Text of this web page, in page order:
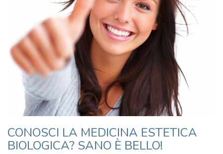
CONOSCI LA MEDICINA ESTETICA
BIOLOGICA? SANO È BELLO!